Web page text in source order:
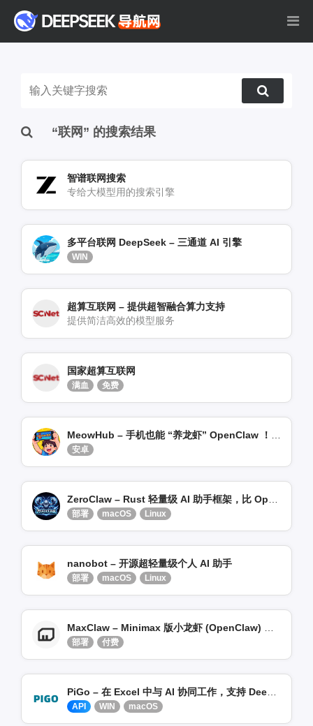
“联网” 的搜索结果
智谱联网搜索
专给大模型用的搜索引擎
多平台联网 DeepSeek – 三通道 AI 引擎
WIN
超算互联网 – 提供超智融合算力支持
提供简洁高效的模型服务
国家超算互联网
满血 免费
安卓
部署 macOS Linux
nanobot – 开源超轻量级个人 AI 助手
部署 macOS Linux
部署 付费
API WIN macOS